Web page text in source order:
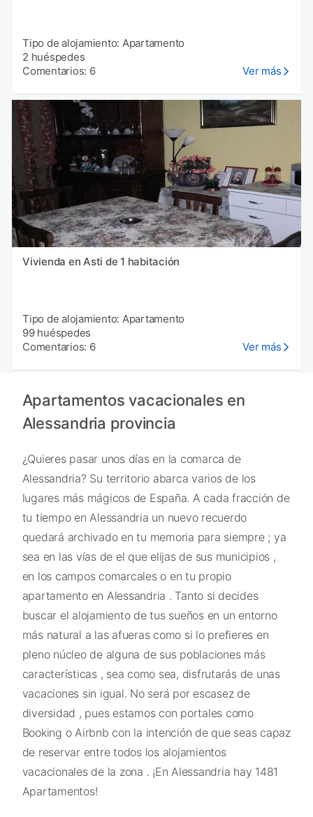
Tipo de alojamiento: Apartamento
2 huéspedes
Comentarios: 6
Ver más
Vivienda en Asti de 1 habitación
Tipo de alojamiento: Apartamento
99 huéspedes
Comentarios: 6
Ver más
Apartamentos vacacionales en
Alessandria provincia
¿Quieres pasar unos días en la comarca de
Alessandria? Su territorio abarca varios de los
lugares más mágicos de España. A cada fracción de
tu tiempo en Alessandria un nuevo recuerdo
quedará archivado en tu memoria para siempre ; ya
sea en las vías de el que elijas de sus municipios ,
en los campos comarcales o en tu propio
apartamento en Alessandria . Tanto si decides
buscar el alojamiento de tus sueños en un entorno
más natural a las afueras como si lo prefieres en
pleno núcleo de alguna de sus poblaciones más
características , sea como sea, disfrutarás de unas
vacaciones sin igual. No será por escasez de
diversidad , pues estamos con portales como
Booking o Airbnb con la intención de que seas capaz
de reservar entre todos los alojamientos
vacacionales de la zona . ¡En Alessandria hay 1481
Apartamentos!